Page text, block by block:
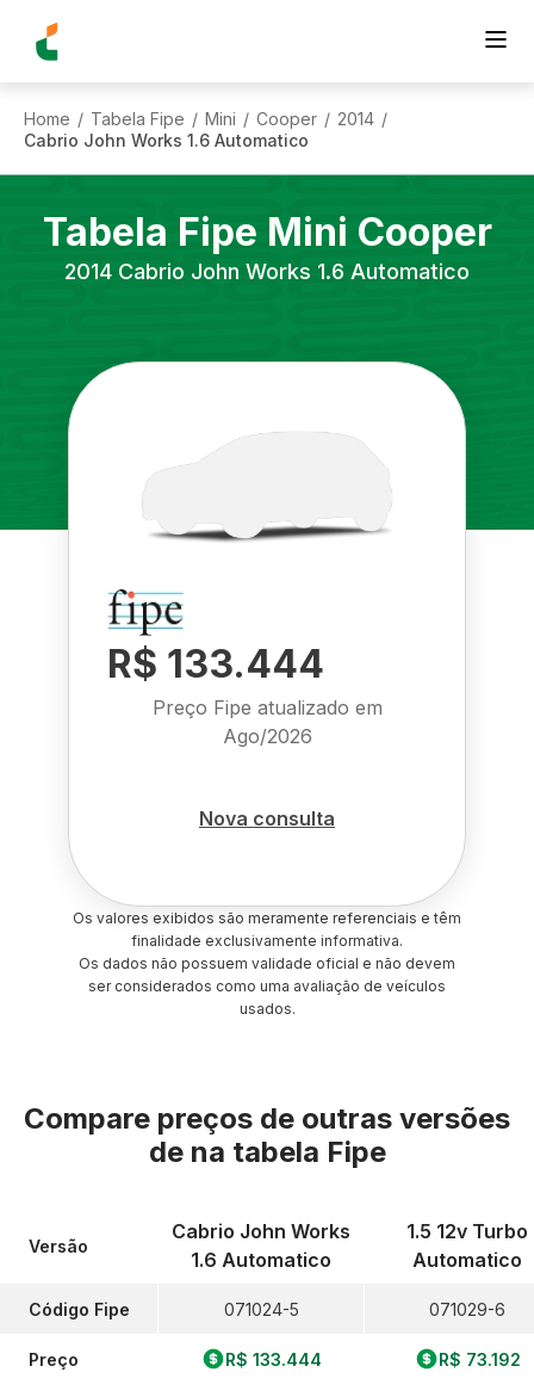
Home / Tabela Fipe / Mini / Cooper / 2014 /
Cabrio John Works 1.6 Automatico
Tabela Fipe Mini Cooper
2014 Cabrio John Works 1.6 Automatico
R$ 133.444
Preço Fipe atualizado em
Ago/2026
Nova consulta
Os valores exibidos são meramente referenciais e têm
finalidade exclusivamente informativa.
Os dados não possuem validade oficial e não devem
ser considerados como uma avaliação de veículos
usados.
Compare preços de outras versões
de na tabela Fipe
Versão
Código Fipe
Preço
Cabrio John Works
1.6 Automatico
071024-5
R$ 133.444
1.5 12v Turbo
Automatico
071029-6
R$ 73.192